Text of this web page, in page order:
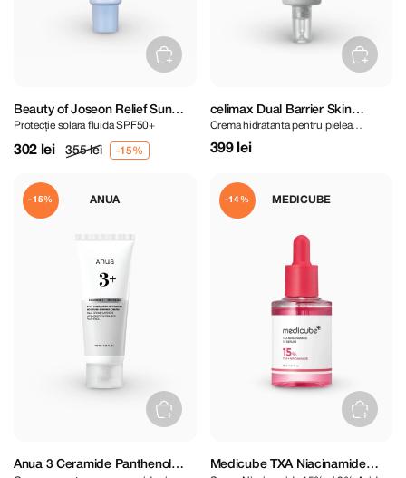
Beauty of Joseon Relief Sun
Aqua-fresh Rice + B5 SPF50+
PA++++ 50 ml
Protecție solara fluida SPF50+
302 lei 355 lei
celimax Dual Barrier Skin
Wearable Cream 50 ml
Crema hidratanta pentru pielea
sensibila
399 lei
ANUA
-15%
Anua 3 Ceramide Panthenol
MEDICUBE
-14%
Medicube TXA Niacinamide